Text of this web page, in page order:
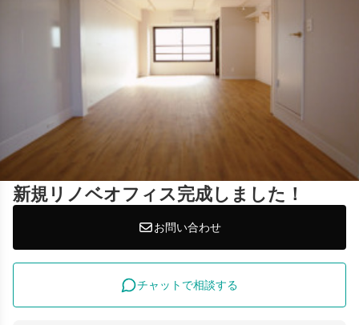
新規リノベオフィス完成しました！
お問い合わせ
チャットで相談する